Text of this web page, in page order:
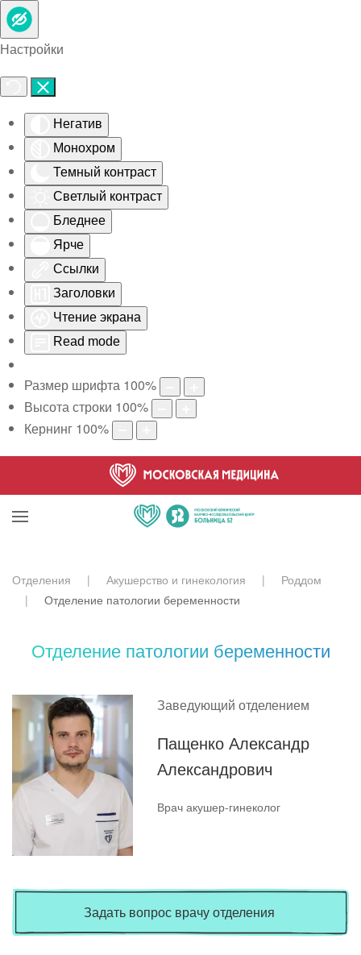
Настройки
Негатив
Монохром
Темный контраст
Светлый контраст
Бледнее
Ярче
Ссылки
Заголовки
Чтение экрана
Read mode
Размер шрифта 100%
Высота строки 100%
Кернинг 100%
Skip to main content
Отделения Акушерство и гинекология
Роддом
Отделение патологии беременности
Отделение патологии беременности
Заведующий отделением
Пащенко Александр
Александрович
Врач акушер-гинеколог
Задать вопрос врачу отделения